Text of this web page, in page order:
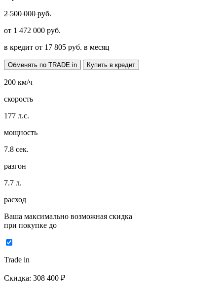
2 500 000 руб.
от 1 472 000 руб.
в кредит от 17 805 руб. в месяц
Обменять по TRADE in Купить в кредит
200 км/ч
скорость
177 л.с.
мощность
7.8 сек.
разгон
7.7 л.
расход
Ваша максимально возможная скидка
при покупке до
Trade in
Скидка: 308 400 ₽